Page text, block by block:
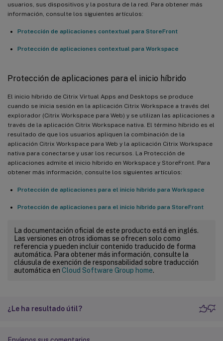
usuarios, sus dispositivos y la postura de la red. Para obtener más
información, consulte los siguientes artículos:
Protección de aplicaciones contextual para StoreFront
Protección de aplicaciones contextual para Workspace
Protección de aplicaciones para el inicio híbrido
El inicio híbrido de Citrix Virtual Apps and Desktops se produce
cuando se inicia sesión en la aplicación Citrix Workspace a través del
explorador (Citrix Workspace para Web) y se utilizan las aplicaciones a
través de la aplicación Citrix Workspace nativa. El término híbrido es el
resultado de que los usuarios apliquen la combinación de la
aplicación Citrix Workspace para Web y la aplicación Citrix Workspace
nativa para conectarse y usar los recursos. La Protección de
aplicaciones admite el inicio híbrido en Workspace y StoreFront. Para
obtener más información, consulte los siguientes artículos:
Protección de aplicaciones para el inicio híbrido para Workspace
Protección de aplicaciones para el inicio híbrido para StoreFront
La documentación oficial de este producto está en inglés.
Las versiones en otros idiomas se ofrecen solo como
referencia y pueden incluir contenido traducido de forma
automática. Para obtener más información, consulte la
cláusula de exención de responsabilidad sobre traducción
automática en Cloud Software Group home.
¿Le ha resultado útil?